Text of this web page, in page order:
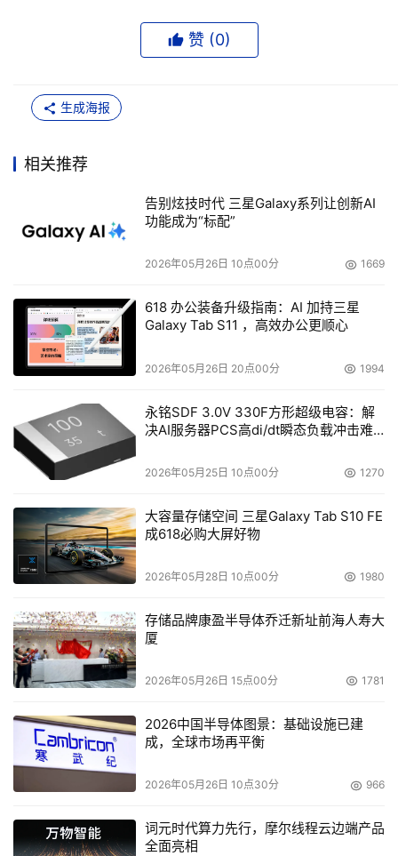
VMware Workstation 5可谓是2005年最好的产品之一，
而微软、VMware和开放源代码的Xen虚拟技术明年会提供
开始将虚拟技术集成在处理器中还能带来另外一次的重大性
经理们将获得性能的大幅提升，因为这类芯片能让系统分区
去年末的时候，IT经理们还在担心IBM的PC业务出售给
联想集团会给他们钟爱的ThinkPad笔记本电脑带来不良影
响。现在他们已毋须再担心什么了，联想的Z系列笔记本提
的ThinkPad，而售价连1000美元都不到。
联想并非今年唯一一家惹起争议的企业。自今年秋
季，戴尔公司网站被发现在销售六种AMD的Athlon 64处理
器以后，一直有谣言称戴尔正在考虑增加AMD产品线。不
过，谨记这些只是个别配件??配备AMD处理器的戴尔服务
器和PC至今没有出现。虽然戴尔至今仍然忠于Intel，但其
主要竞争对手??IBM、Sun和惠普??都已经在销售使用AMD
处理器的服务器了，而现在，Intel无论在产品性能还是上市
时间方面都要落后于AMD。
虽然上述情况会随着Intel在2007年推出四核芯片而有
所改变，但戴尔是否还会继续忠于Intel将是明年又一个值得
关注的话题。
本文来源于DOIT传媒，文章内容仅供参考，不构成投资建议。
赞 (0)
生成海报
相关推荐
告别炫技时代 三星Galaxy系列让创新AI
功能成为“标配”
2026年05月26日 10点00分 1669
618 办公装备升级指南：AI 加持三星
Galaxy Tab S11 ，高效办公更顺心
2026年05月26日 20点00分 1994
永铭SDF 3.0V 330F方形超级电容：解
决AI服务器PCS高di/dt瞬态负载冲击难
2026年05月25日 10点00分 1270
大容量存储空间 三星Galaxy Tab S10 FE
成618必购大屏好物
2026年05月28日 10点00分 1980
存储品牌康盈半导体乔迁新址前海人寿大
厦
2026年05月26日 15点00分 1781
2026中国半导体图景：基础设施已建
成，全球市场再平衡
2026年05月26日 10点30分 966
词元时代算力先行，摩尔线程云边端产品
全面亮相